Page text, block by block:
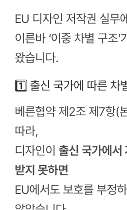
EU 디자인 저작권 실무
이른바 ‘이중 차별 구조’
왔습니다.
1️⃣ 출신 국가에 따른 차
베른협약 제2조 제7항(
따라,
디자인이 출신 국가에서
받지 못하면
EU에서도 보호를 부정